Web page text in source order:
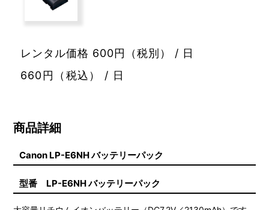
レンタル価格 600円（税別） / 日
660円（税込） / 日
商品詳細
Canon LP-E6NH バッテリーパック
型番 LP-E6NH バッテリーパック